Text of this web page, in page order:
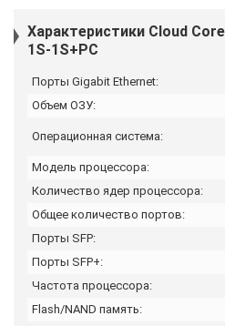
Характеристики Cloud
1S-1S+PC
Порты Gigabit Ethernet:
Объем ОЗУ:
Операционная система:
Модель процессора:
Количество ядер процессора:
Общее количество портов:
Порты SFP:
Порты SFP+:
Частота процессора:
Flash/NAND память: